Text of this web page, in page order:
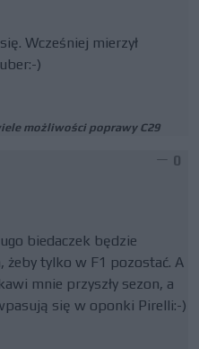
Wcześniej mierzył
)
możliwości poprawy C29
0
biedaczek będzie
żeby tylko w F1 pozostać. A
mnie przyszły sezon, a
się w oponki Pirelli:-)